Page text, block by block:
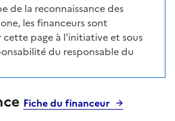
de la reconnaissance des
les financeurs sont
cette page à l'initiative et sous
du responsable du
Fiche du financeur